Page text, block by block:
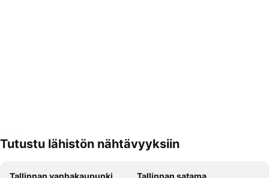
Tutustu lähistön nähtävyyksiin